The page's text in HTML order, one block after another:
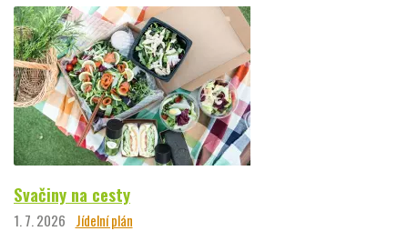
Svačiny na cesty
1. 7. 2026 Jídelní plán